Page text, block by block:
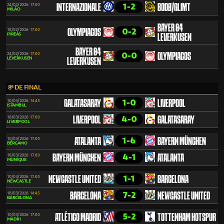
24/02/2026 17:00
MILÃO INTERNAZIONALE 1-2 BODØ/GLIMT
18/02/2026 17:00
PIREAS OLYMPIACOS 0-2
BAYER 04
LEVERKUSEN
24/02/2026 17:00
LEVERKUSEN
BAYER 04
LEVERKUSEN
0-0 OLYMPIACOS
8ª DE FINAL
10/03/2026 14:45
ISTAMBUL GALATASARAY 1-0 LIVERPOOL
18/03/2026 17:00
LIVERPOOL LIVERPOOL 4-0 GALATASARAY
10/03/2026 17:00
BÉRGAMO ATALANTA 1-6 BAYERN MÜNCHEN
18/03/2026 17:00
MUNIQUE BAYERN MÜNCHEN 4-1 ATALANTA
10/03/2026 17:00
NEWCASTLE NEWCASTLE UNITED 1-1 BARCELONA
18/03/2026 14:45
BARCELONA BARCELONA 7-2 NEWCASTLE UNITED
10/03/2026 17:00
MADRI ATLÉTICO MADRID 5-2 TOTTENHAM HOTSPUR